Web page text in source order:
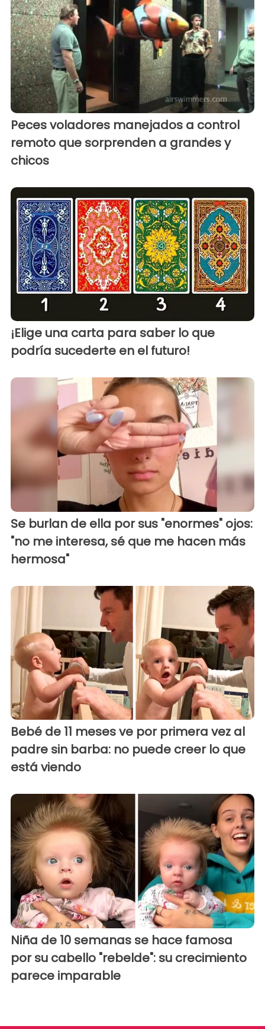
Peces voladores manejados a control
remoto que sorprenden a grandes y
chicos
¡Elige una carta para saber lo que
podría sucederte en el futuro!
Se burlan de ella por sus "enormes" ojos:
"no me interesa, sé que me hacen más
hermosa"
Bebé de 11 meses ve por primera vez al
padre sin barba: no puede creer lo que
está viendo
Niña de 10 semanas se hace famosa
por su cabello "rebelde": su crecimiento
parece imparable